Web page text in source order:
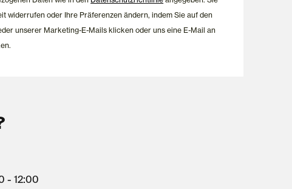
widerrufen oder Ihre Präferenzen ändern, indem Sie auf den
unserer Marketing-E-Mails klicken oder uns eine E-Mail an
- 12:00